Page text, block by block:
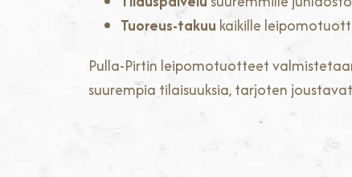
Tuoreus-takuu kaikille
Pulla-Pirtin leipomotuotteet
suurempia tilaisuuksia, tarjoten